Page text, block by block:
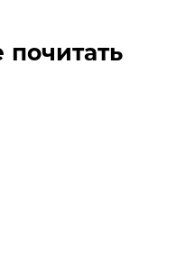
почитать